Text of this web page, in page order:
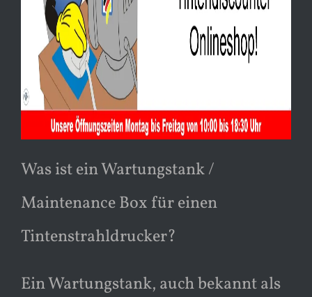
Was ist ein Wartungstank /
Maintenance Box für einen
Tintenstrahldrucker?
Ein Wartungstank, auch bekannt als